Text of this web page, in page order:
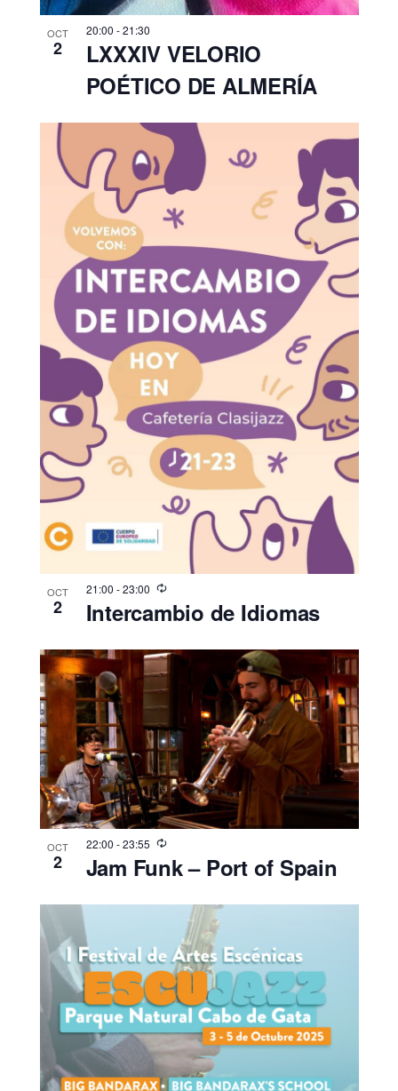
OCT
2
20:00 -21:30
LXXXIV VELORIO
POÉTICO DE ALMERÍA
OCT
2
21:00 -23:00
Intercambio de Idiomas
OCT
2
22:00 -23:55
Jam Funk – Port of Spain